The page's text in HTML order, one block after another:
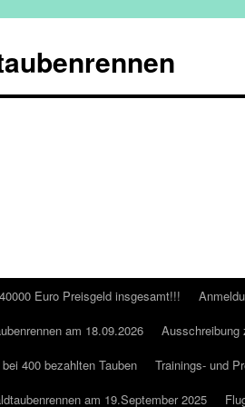
Euro Preisgeld insgesamt!!!
am 18.09.2026
Ausschreibung
400 bezahlten Tauben Trainings- und
am 19.September 2025